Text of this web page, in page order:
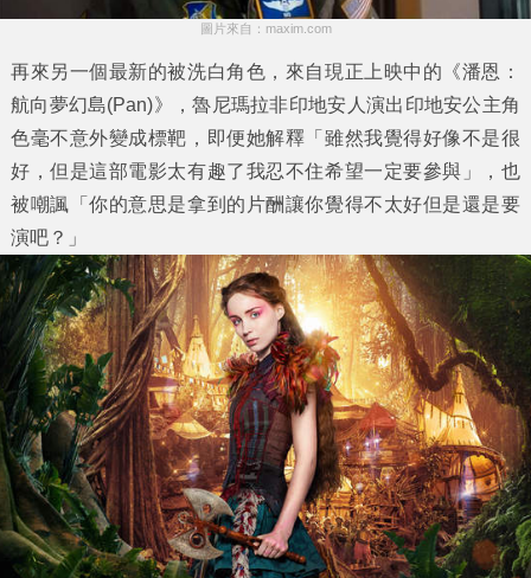
圖片來自：maxim.com
再來另一個最新的被洗白角色，來自現正上映中的《潘恩：
航向夢幻島(Pan)》，魯尼瑪拉非印地安人演出印地安公主角
色毫不意外變成標靶，即便她解釋「雖然我覺得好像不是很
好，但是這部電影太有趣了我忍不住希望一定要參與」，也
被嘲諷「你的意思是拿到的片酬讓你覺得不太好但是還是要
演吧？」